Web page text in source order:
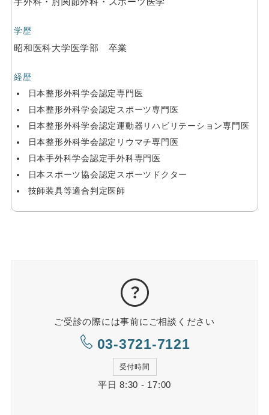
学歴
昭和医科大学医学部 卒業
経歴
日本整形外科学会認定専門医
日本整形外科学会認定スポーツ専門医
日本整形外科学会認定運動器リハビリテーション専門医
日本整形外科学会認定リウマチ専門医
日本手外科学会認定手外科専門医
日本スポーツ協会認定スポーツドクター
技師装具等適合判定医師
ご受診の際には事前にご相談ください
03-3721-7121
受付時間
平日 8:30 - 17:00